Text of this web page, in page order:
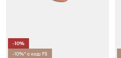
-10%
-10%* с код: FS